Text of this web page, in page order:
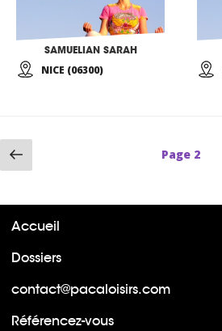
SAMUELIAN SARAH
NICE (06300)
précédente
Page 2
Accueil
Dossiers
contact@pacaloisirs.com
Référencez-vous